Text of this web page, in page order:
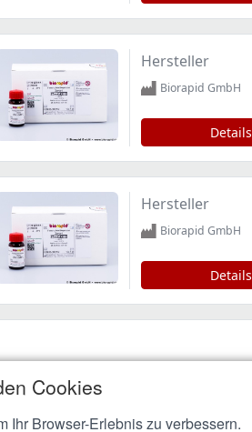
Cookies
Ihr Browser-Erlebnis zu verbessern.
Hersteller
Biorapid GmbH
Details
Hersteller
Biorapid GmbH
Details